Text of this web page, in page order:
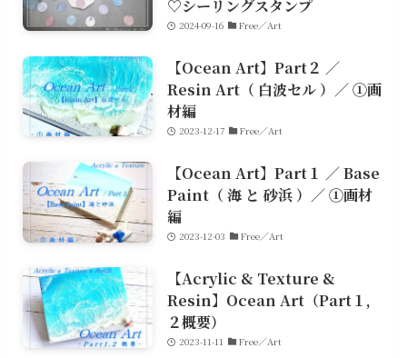
♡シーリングスタンプ
2024-09-16 Free／Art
【Ocean Art】Part２ ／
Resin Art（ 白波セル ）／ ①画
材編
2023-12-17 Free／Art
【Ocean Art】Part１ ／ Base
Paint（ 海 と 砂浜 ）／ ①画材
編
2023-12-03 Free／Art
【Acrylic & Texture &
Resin】Ocean Art（Part１,
２概要）
2023-11-11 Free／Art